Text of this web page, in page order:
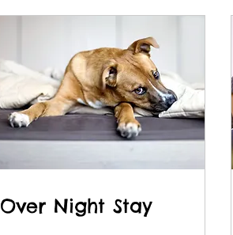
Over Night Stay